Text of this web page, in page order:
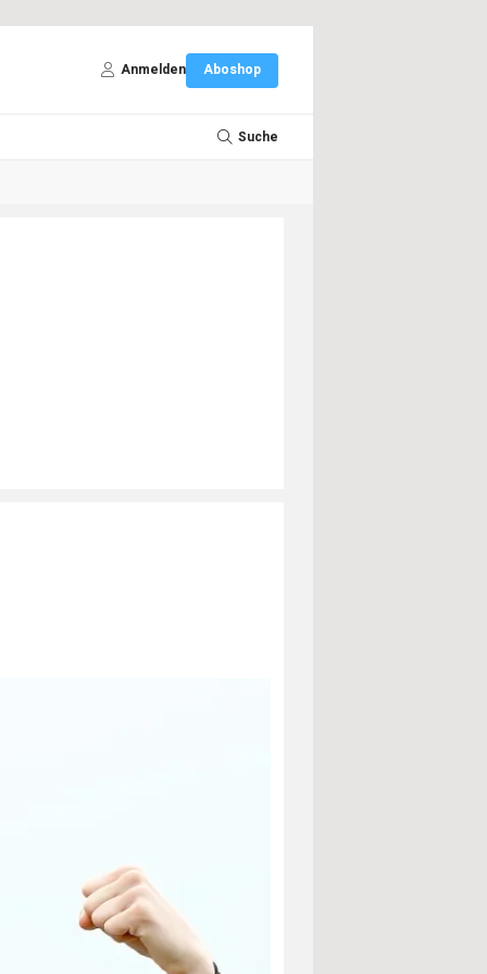
Anmelden Aboshop
Suche